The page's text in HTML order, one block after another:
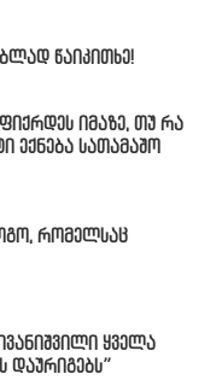
წაიკითხე!
იმაზე, თუ რა
ექნება სათამაშო
რომელსაც
ყველა
დაურიგებს”